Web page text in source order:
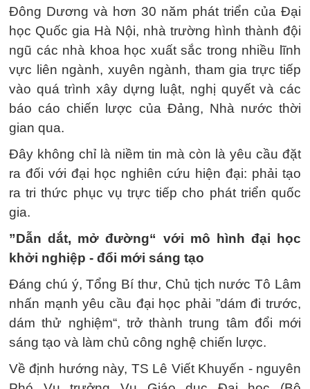
Đông Dương và hơn 30 năm phát triển của Đại
học Quốc gia Hà Nội, nhà trường hình thành đội
ngũ các nhà khoa học xuất sắc trong nhiều lĩnh
vực liên ngành, xuyên ngành, tham gia trực tiếp
vào quá trình xây dựng luật, nghị quyết và các
báo cáo chiến lược của Đảng, Nhà nước thời
gian qua.
Đây không chỉ là niềm tin mà còn là yêu cầu đặt
ra đối với đại học nghiên cứu hiện đại: phải tạo
ra tri thức phục vụ trực tiếp cho phát triển quốc
gia.
”Dẫn dắt, mở đường“ với mô hình đại học
khởi nghiệp - đổi mới sáng tạo
Đáng chú ý, Tổng Bí thư, Chủ tịch nước Tô Lâm
nhấn mạnh yêu cầu đại học phải ”dám đi trước,
dám thử nghiệm“, trở thành trung tâm đổi mới
sáng tạo và làm chủ công nghệ chiến lược.
Về định hướng này, TS Lê Viết Khuyến - nguyên